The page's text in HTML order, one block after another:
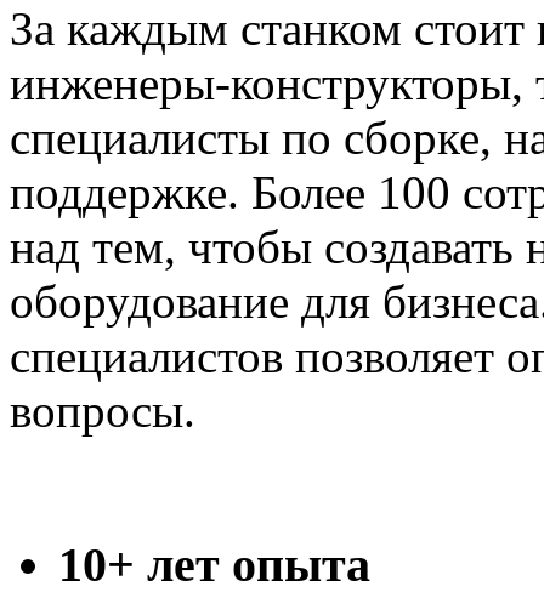
За каждым станком
инженеры-конструкторы,
специалисты по сборке,
поддержке. Более 100
над тем, чтобы
оборудование для
специалистов позволяет
вопросы.
10+ лет опыта